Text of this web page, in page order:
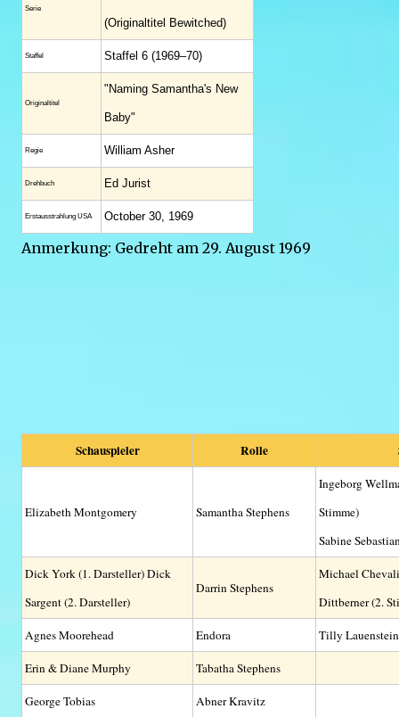
Serie
(Originaltitel Bewitched)
Staffel Staffel 6 (1969–70)
Original­titel
"Naming Samantha's New
Baby"
Regie William Asher
Drehbuch Ed Jurist
Erstaus­strahlung USA October 30, 1969
Anmerkung: Gedreht am 29. August 1969
Schauspieler Rolle
Elizabeth Montgomery Samantha Stephens
Ingeborg
Stimme)
Sabine
Dick York (1. Darsteller) Dick
Sargent (2. Darsteller)
Darrin Stephens
Michael
Dittberner (2.
Agnes Moorehead Endora Tilly Lauenstein
Erin & Diane Murphy Tabatha Stephens
George Tobias Abner Kravitz